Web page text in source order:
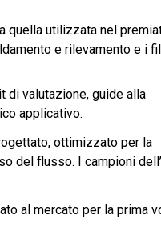
quella utilizzata nel
e rilevamento e i
di valutazione, guide alla
applicativo.
ottimizzato per la
del flusso. I campioni
al mercato per la prima